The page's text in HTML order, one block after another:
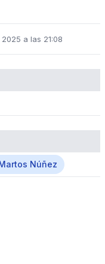
a las 21:08
Núñez